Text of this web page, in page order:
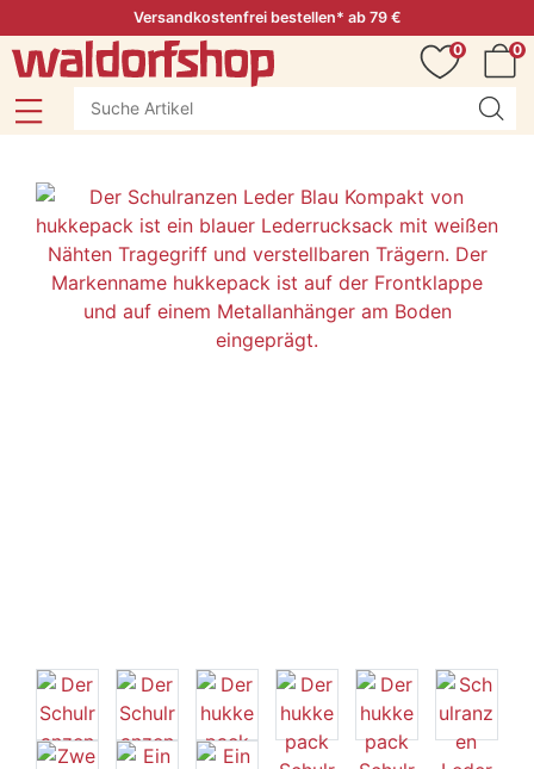
Versandkostenfrei bestellen* ab 79 €
0
0